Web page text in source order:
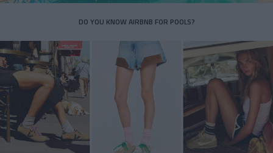
DO YOU KNOW AIRBNB FOR POOLS?